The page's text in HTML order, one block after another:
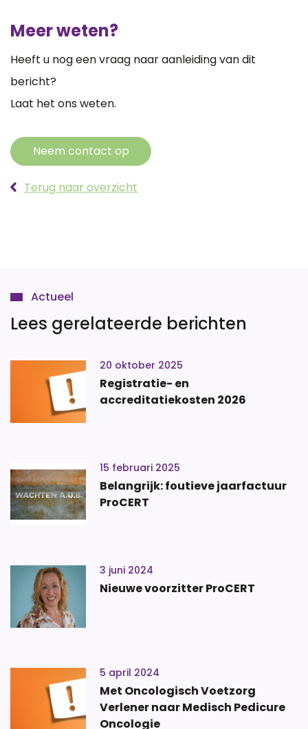
Meer weten?
Heeft u nog een vraag naar aanleiding van dit
bericht?
Laat het ons weten.
Neem contact op
Terug naar overzicht
Actueel
Lees gerelateerde berichten
20 oktober 2025
Registratie- en
accreditatiekosten 2026
15 februari 2025
Belangrijk: foutieve jaarfactuur
ProCERT
3 juni 2024
Nieuwe voorzitter ProCERT
5 april 2024
Met Oncologisch Voetzorg
Verlener naar Medisch Pedicure
Oncologie